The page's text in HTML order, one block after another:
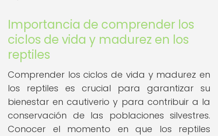
Importancia de comprender los
ciclos de vida y madurez en los
reptiles
Comprender los ciclos de vida y madurez en
los reptiles es crucial para garantizar su
bienestar en cautiverio y para contribuir a la
conservación de las poblaciones silvestres.
Conocer el momento en que los reptiles